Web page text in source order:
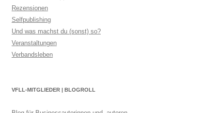
Rezensionen
Selfpublishing
Und was machst du (sonst) so?
Veranstaltungen
Verbandsleben
VFLL-MITGLIEDER | BLOGROLL